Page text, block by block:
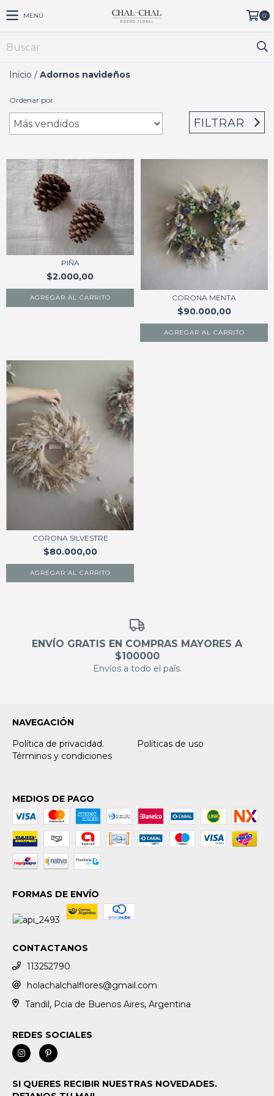
MENÚ 0
Inicio / Adornos navideños
Ordenar por
FILTRAR
PIÑA
$2.000,00
CORONA MENTA
$90.000,00
CORONA SILVESTRE
$80.000,00
ENVÍO GRATIS EN COMPRAS MAYORES A
$100000
Envíos a todo el país.
NAVEGACIÓN
Política de privacidad.
Términos y condiciones
Políticas de uso
MEDIOS DE PAGO
FORMAS DE ENVÍO
CONTACTANOS
113252790
holachalchalflores@gmail.com
Tandil, Pcia de Buenos Aires, Argentina
REDES SOCIALES
SI QUERES RECIBIR NUESTRAS NOVEDADES.